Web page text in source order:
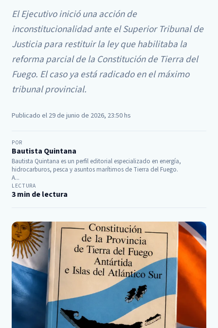
El Ejecutivo inició una acción de
inconstitucionalidad ante el Superior Tribunal de
Justicia para restituir la ley que habilitaba la
reforma parcial de la Constitución de Tierra del
Fuego. El caso ya está radicado en el máximo
tribunal provincial.
Publicado el 29 de junio de 2026, 23:50 hs
POR
Bautista Quintana
Bautista Quintana es un perfil editorial especializado en energía,
hidrocarburos, pesca y asuntos marítimos de Tierra del Fuego.
A...
LECTURA
3 min de lectura